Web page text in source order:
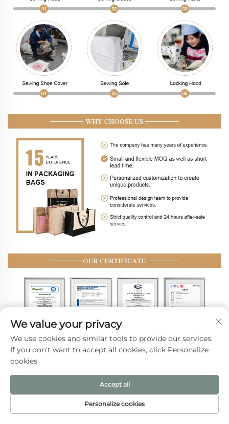
Доставка и оплата
ДОМАШНЯЯ
ЭЛЕКТРОННАЯ
We value your privacy
We use cookies and similar tools to provide our services.
If you don't want to accept all cookies, click Personalize
cookies.
Personalize cookies
Accept all